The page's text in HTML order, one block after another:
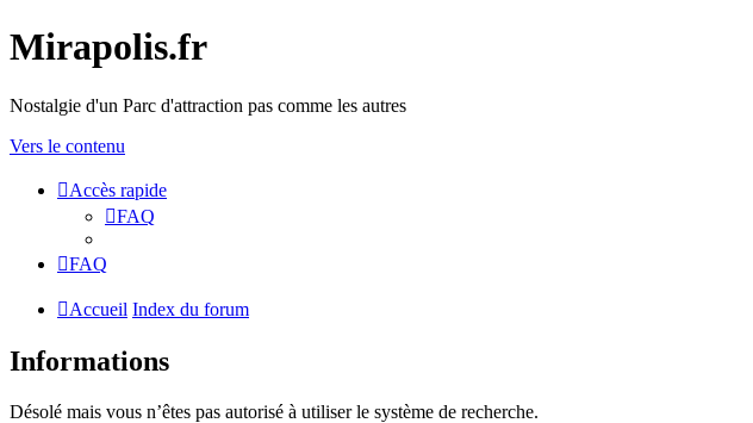
Mirapolis.fr
Nostalgie d'un Parc d'attraction pas comme les autres
Vers le contenu
Accès rapide
FAQ
FAQ
Accueil Index du forum
Informations
Désolé mais vous n’êtes pas autorisé à utiliser le système de recherche.